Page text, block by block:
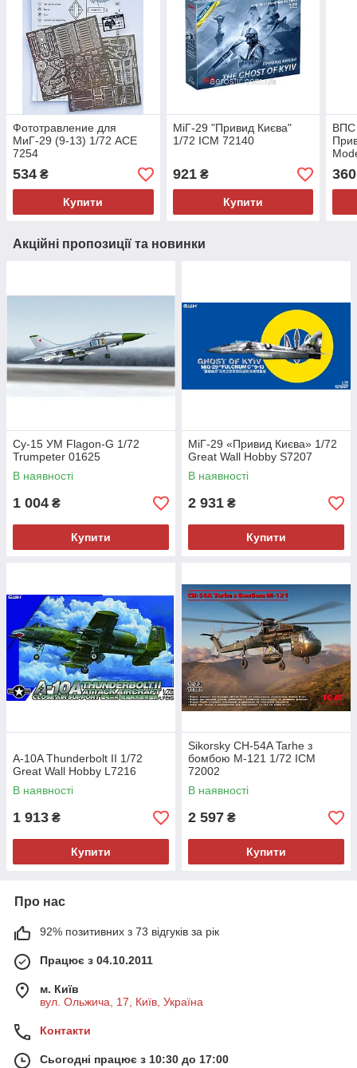
Фототравление для
МиГ-29 (9-13) 1/72 ACE
7254
534 ₴
Купити
MіГ-29 "Привид Києва"
1/72 ICM 72140
921₴
Купити
ВПС
360
Акційні пропозиції та новинки
Су-15 УМ Flagon-G 1/72
Trumpeter 01625
В наявності
1 004 ₴
Купити
МіГ-29 «Привид Києва» 1/72
Great Wall Hobby S7207
В наявності
2 931 ₴
Купити
A-10A Thunderbolt II 1/72
Great Wall Hobby L7216
В наявності
1 913 ₴
Купити
Sikorsky CH-54A Tarhe з
бомбою M-121 1/72 ICM
72002
В наявності
2 597 ₴
Купити
Про нас
92% позитивних з 73 відгуків за рік
Працює з 04.10.2011
м. Київ
вул. Ольжича, 17, Київ, Україна
Контакти
Сьогодні працює з 10:30 до 17:00